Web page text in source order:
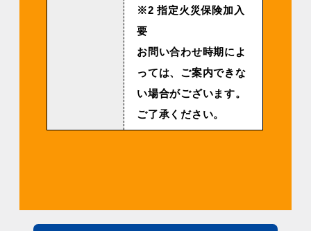
※2 指定火災保険加入
要
お問い合わせ時期によ
っては、ご案内できな
い場合がございます。
ご了承ください。